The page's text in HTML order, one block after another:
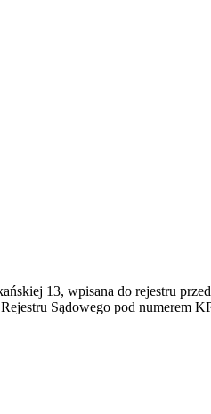
13, wpisana do rejestru
Sądowego pod numerem